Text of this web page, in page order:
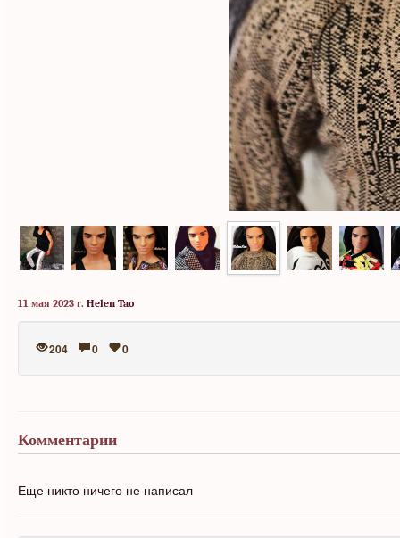
11 мая 2023 г. Helen Tao
204 0 0
Комментарии
Еще никто ничего не написал